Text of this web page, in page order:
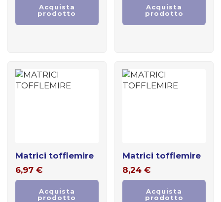
Acquista
prodotto
Acquista
prodotto
matrici tofflemire
6,97 €
Acquista
prodotto
matrici tofflemire
8,24 €
Acquista
prodotto